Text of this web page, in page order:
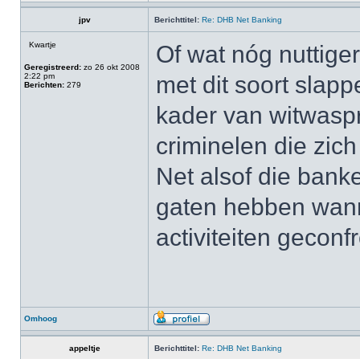
jpv Berichttitel: Re: DHB Net Banking
Kwartje
Geregistreerd: zo 26 okt 2008
2:22 pm
Berichten: 279
Of wat nóg
met dit soort
kader van
criminelen die
Net alsof die
gaten hebben
activiteiten
Omhoog
appeltje Berichttitel: Re: DHB Net Banking